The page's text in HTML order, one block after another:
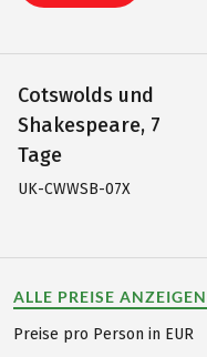
Cotswolds und
Shakespeare, 7
Tage
UK-CWWSB-07X
ALLE PREISE ANZEIGEN
Preise pro Person in EUR